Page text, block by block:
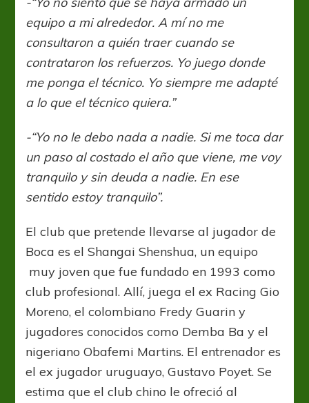
equipo a mi alrededor. A mí no me
consultaron a quién traer cuando se
contrataron los refuerzos. Yo juego donde
me ponga el técnico. Yo siempre me adapté
a lo que el técnico quiera.”
-“Yo no le debo nada a nadie. Si me toca dar
un paso al costado el año que viene, me voy
tranquilo y sin deuda a nadie. En ese
sentido estoy tranquilo”.
El club que pretende llevarse al jugador de
Boca es el Shangai Shenshua, un equipo
muy joven que fue fundado en 1993 como
club profesional. Allí, juega el ex Racing Gio
Moreno, el colombiano Fredy Guarin y
jugadores conocidos como Demba Ba y el
nigeriano Obafemi Martins. El entrenador es
el ex jugador uruguayo, Gustavo Poyet. Se
estima que el club chino le ofreció al